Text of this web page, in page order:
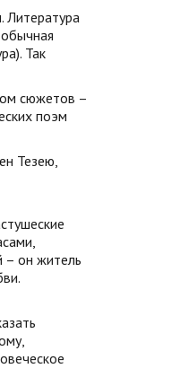
Литература
Так
сюжетов –
поэм
Тезею,
– он житель